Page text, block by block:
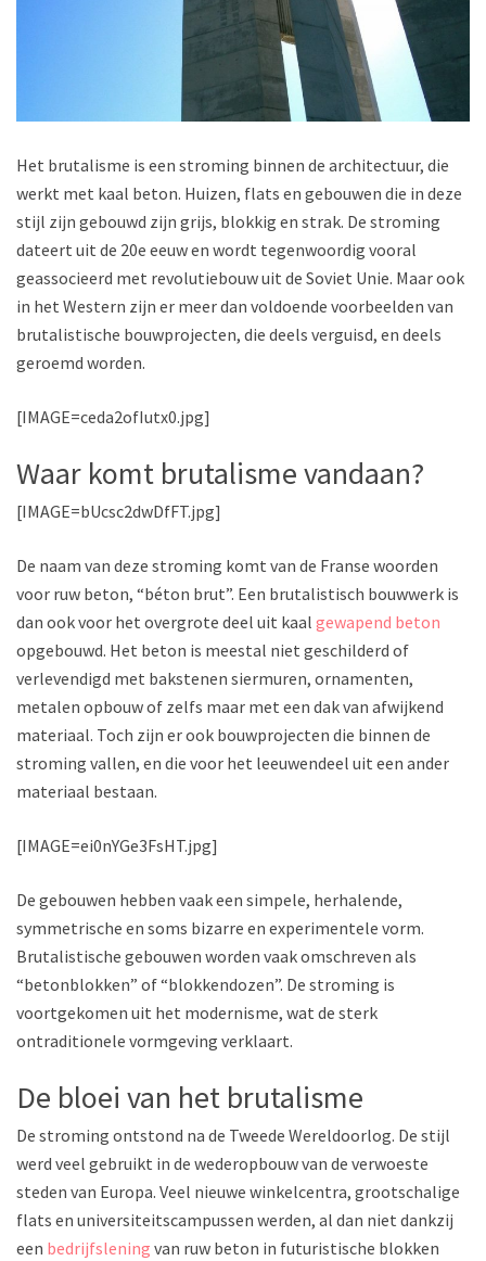
Het brutalisme is een stroming binnen de architectuur, die
werkt met kaal beton. Huizen, flats en gebouwen die in deze
stijl zijn gebouwd zijn grijs, blokkig en strak. De stroming
dateert uit de 20e eeuw en wordt tegenwoordig vooral
geassocieerd met revolutiebouw uit de Soviet Unie. Maar ook
in het Western zijn er meer dan voldoende voorbeelden van
brutalistische bouwprojecten, die deels verguisd, en deels
geroemd worden.
[IMAGE=ceda2ofIutx0.jpg]
Waar komt brutalisme vandaan?
[IMAGE=bUcsc2dwDfFT.jpg]
De naam van deze stroming komt van de Franse woorden
voor ruw beton, “béton brut”. Een brutalistisch bouwwerk is
dan ook voor het overgrote deel uit kaal gewapend beton
opgebouwd. Het beton is meestal niet geschilderd of
verlevendigd met bakstenen siermuren, ornamenten,
metalen opbouw of zelfs maar met een dak van afwijkend
materiaal. Toch zijn er ook bouwprojecten die binnen de
stroming vallen, en die voor het leeuwendeel uit een ander
materiaal bestaan.
[IMAGE=ei0nYGe3FsHT.jpg]
De gebouwen hebben vaak een simpele, herhalende,
symmetrische en soms bizarre en experimentele vorm.
Brutalistische gebouwen worden vaak omschreven als
“betonblokken” of “blokkendozen”. De stroming is
voortgekomen uit het modernisme, wat de sterk
ontraditionele vormgeving verklaart.
De bloei van het brutalisme
De stroming ontstond na de Tweede Wereldoorlog. De stijl
werd veel gebruikt in de wederopbouw van de verwoeste
steden van Europa. Veel nieuwe winkelcentra, grootschalige
flats en universiteitscampussen werden, al dan niet dankzij
een bedrijfslening van ruw beton in futuristische blokken